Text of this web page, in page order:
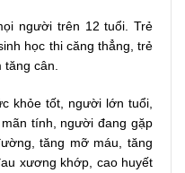
người trên 12 tuổi. Trẻ
học thi căng thẳng, trẻ
cân.
khỏe tốt, người lớn tuổi,
tính, người đang gặp
tăng mỡ máu, tăng
xương khớp, cao huyết